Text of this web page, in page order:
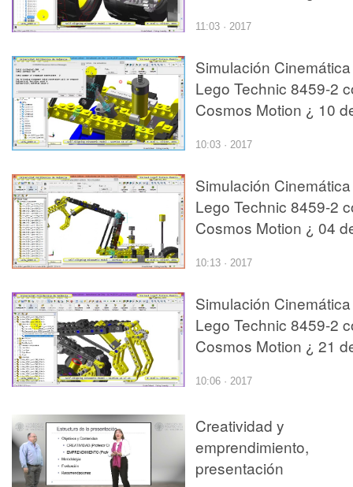
11:03 · 2017
Simulación Cinemática
Lego Technic 8459-2
Cosmos Motion ¿ 10
10:03 · 2017
Simulación Cinemática
Lego Technic 8459-2
Cosmos Motion ¿ 04
10:13 · 2017
Simulación Cinemática
Lego Technic 8459-2
Cosmos Motion ¿ 21
10:06 · 2017
Creatividad y
emprendimiento,
presentación